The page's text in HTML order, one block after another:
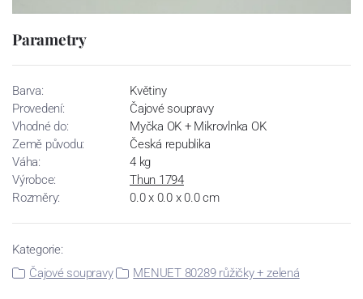
Parametry
Barva:
Květiny
Provedení:
Čajové soupravy
Vhodné do:
Myčka OK + Mikrovlnka OK
Země původu:
Česká republika
Váha:
4 kg
Výrobce:
Thun 1794
Rozměry:
0.0 x 0.0 x 0.0 cm
Kategorie:
Čajové soupravy
MENUET 80289 růžičky + zelená